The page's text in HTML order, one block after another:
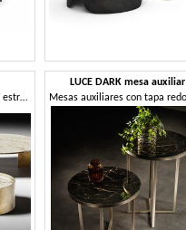
Mesa de centro ovalada con estructura dorada
LUCE DARK mesa auxiliar